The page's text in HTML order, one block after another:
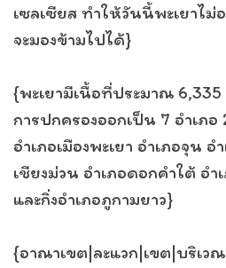
เซลเซียส ทำให้วันนี้พะเยาไม่
จะมองข้ามไปได้}
{พะเยามีเนื้อที่ประมาณ 6,335
การปกครองออกเป็น 7 อำเภอ
อำเภอเมืองพะเยา อำเภอจุน อ
เชียงม่วน อำเภอดอกคำใต้ อำ
และกิ่งอำเภอภูกามยาว}
{อาณาเขต|ละแวก|เขต|บริเว